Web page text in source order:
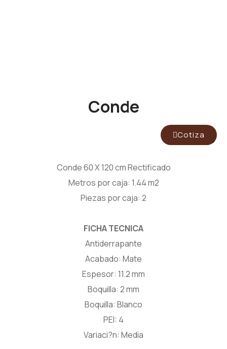
Conde
Cotiza
Conde 60 X 120 cm Rectificado
Metros por caja: 1.44 m2
Piezas por caja: 2
FICHA TECNICA
Antiderrapante
Acabado: Mate
Espesor: 11.2 mm
Boquilla: 2 mm
Boquilla: Blanco
PEI: 4
Variaci?n: Media